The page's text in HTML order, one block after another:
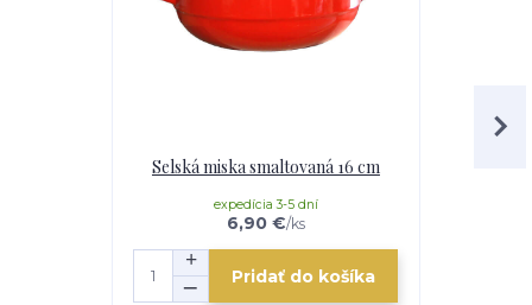
Selská miska smaltovaná 16 cm
6,90 €/ks
expedícia 3-5 dní
Pridať do košíka